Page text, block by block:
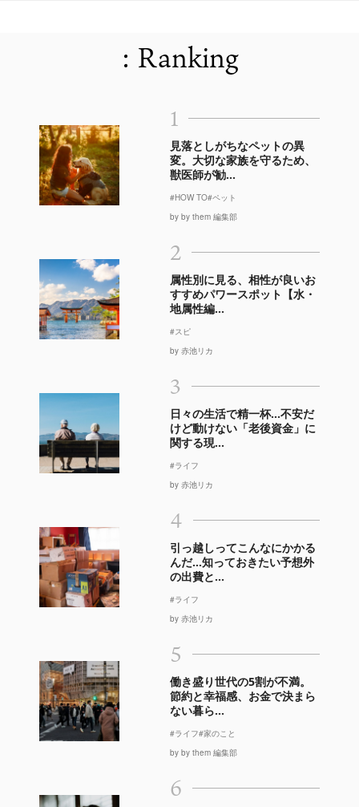
: Ranking
1
見落としがちなペットの異
変。大切な家族を守るため、
獣医師が勧...
#HOW TO#ペット
by by them 編集部
2
属性別に見る、相性が良いお
すすめパワースポット【水・
地属性編...
#スピ
by 赤池リカ
3
日々の生活で精一杯…不安だ
けど動けない「老後資金」に
関する現...
#ライフ
by 赤池リカ
4
引っ越しってこんなにかかる
んだ…知っておきたい予想外
の出費と...
#ライフ
by 赤池リカ
5
働き盛り世代の5割が不満。
節約と幸福感、お金で決まら
ない暮ら...
#ライフ#家のこと
by by them 編集部
6